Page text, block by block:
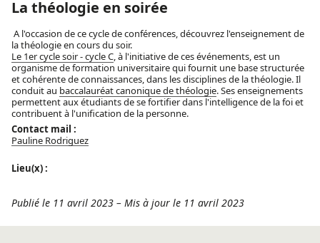
La théologie en soirée
A l'occasion de ce cycle de conférences, découvrez l'enseignement de
la théologie en cours du soir.
Le 1er cycle soir - cycle C, à l'initiative de ces événements, est un
organisme de formation universitaire qui fournit une base structurée
et cohérente de connaissances, dans les disciplines de la théologie. Il
conduit au baccalauréat canonique de théologie. Ses enseignements
permettent aux étudiants de se fortifier dans l'intelligence de la foi et
contribuent à l'unification de la personne.
Contact mail :
Pauline Rodriguez
Lieu(x) :
Publié le 11 avril 2023 – Mis à jour le 11 avril 2023